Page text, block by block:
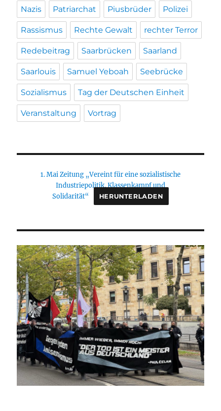
Nazis Patriarchat Piusbrüder Polizei
Rassismus Rechte Gewalt rechter Terror
Redebeitrag Saarbrücken Saarland
Saarlouis Samuel Yeboah Seebrücke
Sozialismus Tag der Deutschen Einheit
Veranstaltung Vortrag
1. Mai Zeitung „Vereint für eine sozialistische
Industriepolitik. Klassenkampf und
Solidarität“
HERUNTERLADEN